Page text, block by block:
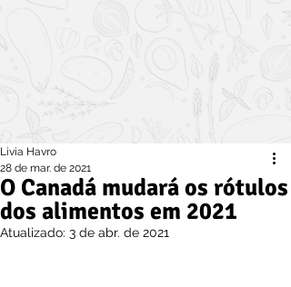
O Canadá mudará os rótulos
dos alimentos em 2021
Livia Havro
28 de mar. de 2021
Atualizado: 3 de abr. de 2021